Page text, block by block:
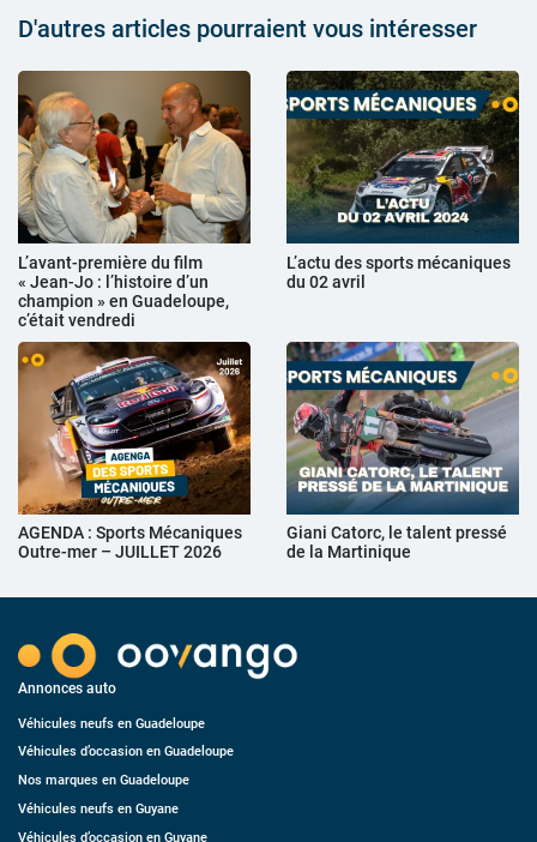
D'autres articles pourraient vous intéresser
L’avant-première du film
« Jean-Jo : l’histoire d’un
champion » en Guadeloupe,
c’était vendredi
L’actu des sports mécaniques
du 02 avril
AGENDA : Sports Mécaniques
Outre-mer – JUILLET 2026
Giani Catorc, le talent pressé
de la Martinique
Annonces auto
Véhicules neufs en Guadeloupe
Véhicules d’occasion en Guadeloupe
Nos marques en Guadeloupe
Véhicules neufs en Guyane
Véhicules d’occasion en Guyane